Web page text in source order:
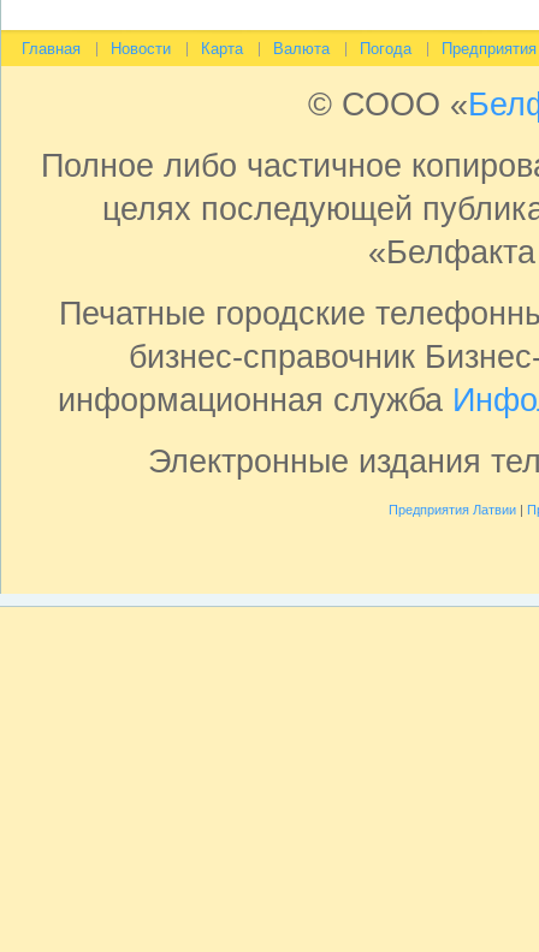
Главная Новости Карта Валюта Погода Предприятия
© СООО «
Полное либо частичное
целях последующей
Печатные городские
бизнес-справочник
информационная служба
Электронные издания
Предприятия Латвии|